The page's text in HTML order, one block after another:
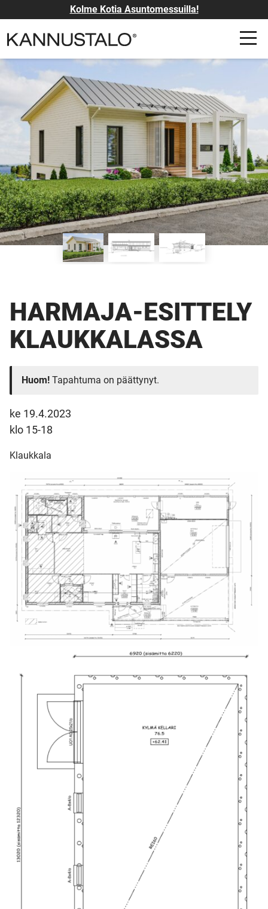
Kolme Kotia Asuntomessuilla!
HARMAJA-ESITTELY
KLAUKKALASSA
Huom! Tapahtuma on päättynyt.
ke 19.4.2023
klo 15-18
Klaukkala